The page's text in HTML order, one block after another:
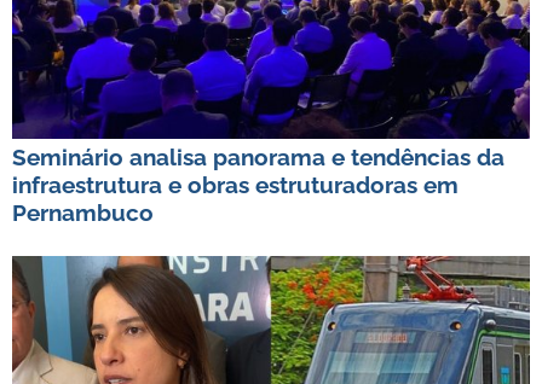
Seminário analisa panorama e tendências da
infraestrutura e obras estruturadoras em
Pernambuco